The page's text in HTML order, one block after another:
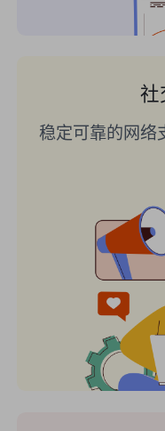
社
稳定可靠的网络